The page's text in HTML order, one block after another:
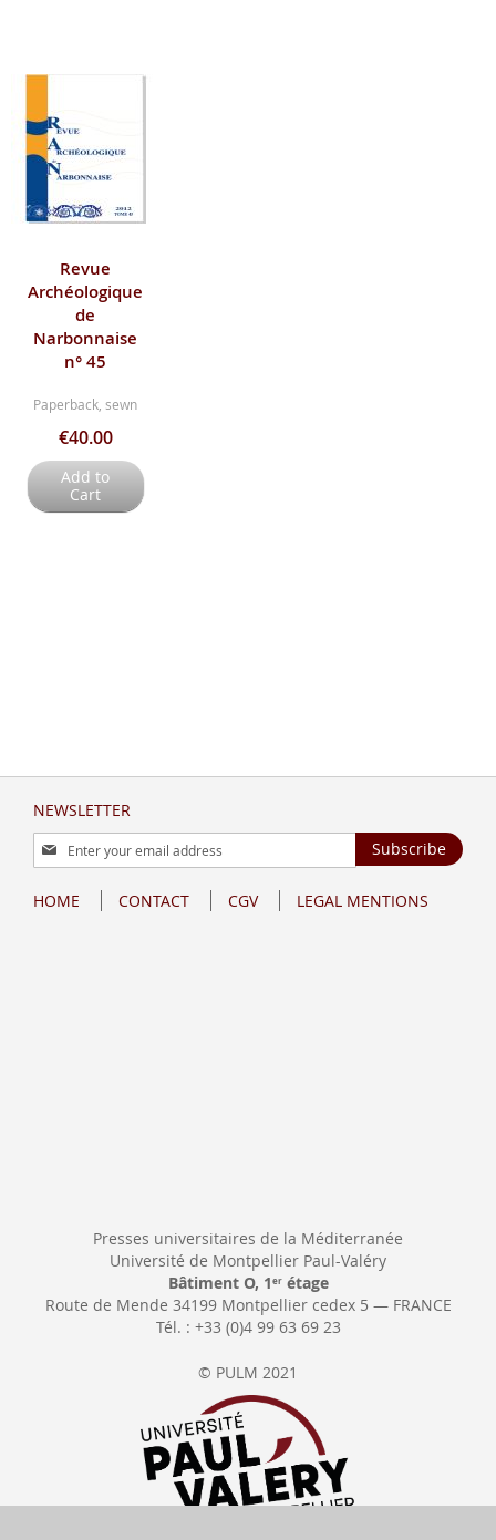
Revue
Archéologique
de
Narbonnaise
n° 45
Paperback, sewn
€40.00
Add to
Cart
NEWSLETTER
Sign
Up
Our
Subscribe
HOME CONTACT CGV LEGAL MENTIONS
Presses universitaires de la Méditerranée
Université de Montpellier Paul-Valéry
Bâtiment O, 1 erétage
Route de Mende 34199 Montpellier cedex 5 — FRANCE
Tél. : +33 (0)4 99 63 69 23
© PULM 2021